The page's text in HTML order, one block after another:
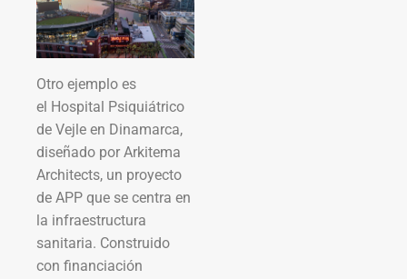
Otro ejemplo es
el Hospital Psiquiátrico
de Vejle en Dinamarca,
diseñado por Arkitema
Architects, un proyecto
de APP que se centra en
la infraestructura
sanitaria. Construido
con financiación